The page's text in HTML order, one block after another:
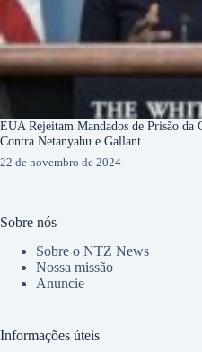
EUA Rejeitam Mandados de Prisão da
Contra Netanyahu e Gallant
22 de novembro de 2024
Sobre nós
Sobre o NTZ News
Nossa missão
Anuncie
Informações úteis